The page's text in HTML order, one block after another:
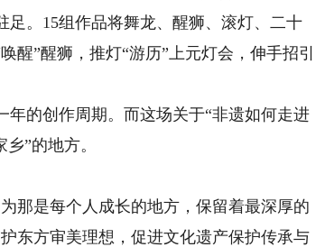
。15组作品将舞龙、醒狮、滚灯、二十
醒”醒狮，推灯“游历”上元灯会，伸手招引
的创作周期。而这场关于“非遗如何走进
”的地方。
是每个人成长的地方，保留着最深厚的
东方审美理想，促进文化遗产保护传承与